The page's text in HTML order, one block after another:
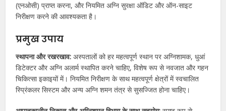
(एनओसी) प्राप्त करना, और नियमित अग्नि सुरक्षा ऑडिट और ऑन-साइट
निरीक्षण करने की आवश्यकता है।
प्रमुख उपाय
स्थापना और रखरखाव: अस्पतालों को हर महत्वपूर्ण स्थान पर अग्निशामक, धुआं
डिटेक्टर और अग्नि अलार्म स्थापित करने चाहिए, विशेष रूप से नवजात और गहन
चिकित्सा इकाइयों में। नियमित निरीक्षण के साथ महत्वपूर्ण क्षेत्रों में स्वचालित
स्प्रिंकलर सिस्टम और अन्य अग्नि शमन तंत्र से सुसज्जित होना चाहिए।